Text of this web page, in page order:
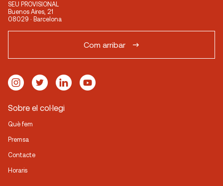
SEU PROVISIONAL
Buenos Aires, 21
08029 · Barcelona
Com arribar
Sobre el col·legi
Què fem
Premsa
Contacte
Horaris